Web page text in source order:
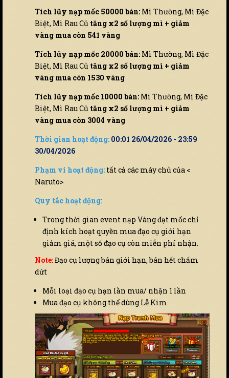
Tích lũy nạp mốc 50000 bán: Mì Thường, Mì Đặc
Biệt, Mì Rau Củ tăng x2 số lượng mì + giảm
vàng mua còn 541 vàng
Tích lũy nạp mốc 20000 bán: Mì Thường, Mì Đặc
Biệt, Mì Rau Củ tăng x2 số lượng mì + giảm
vàng mua còn 1530 vàng
Tích lũy nạp mốc 10000 bán: Mì Thường, Mì Đặc
Biệt, Mì Rau Củ tăng x2 số lượng mì + giảm
vàng mua còn 3004 vàng
Thời gian hoạt động: 00:01 26/04/2026 - 23:59
30/04/2026
Phạm vi hoạt động: tất cả các máy chủ của <
Naruto>
Quy tắc hoạt động:
Trong thời gian event nạp Vàng đạt mốc chỉ
định kích hoạt quyền mua đạo cụ giới hạn
giảm giá, một số đạo cụ còn miễn phí nhận.
Note:Đạo cụ lượng bán giới hạn, bán hết chấm
dứt
Mỗi loại đạo cụ hạn lần mua/ nhận 1 lần
Mua đạo cụ không thể dùng Lễ Kim.